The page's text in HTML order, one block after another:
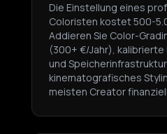
Die Einstellung eines
Coloristen kostet 500-
Addieren Sie Color-
(300+ €/Jahr),
und
kinematografisches
meisten Creator